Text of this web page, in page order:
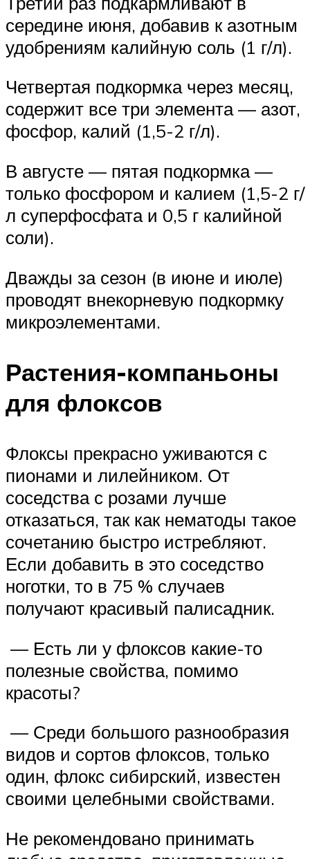
середине июня, добавив к азотным
удобрениям калийную соль (1 г/л).
Четвертая подкормка через месяц,
содержит все три элемента — азот,
фосфор, калий (1,5-2 г/л).
В августе — пятая подкормка —
только фосфором и калием (1,5-2 г/
л суперфосфата и 0,5 г калийной
соли).
Дважды за сезон (в июне и июле)
проводят внекорневую подкормку
микроэлементами.
Растения-компаньоны
для флоксов
Флоксы прекрасно уживаются с
пионами и лилейником. От
соседства с розами лучше
отказаться, так как нематоды такое
сочетанию быстро истребляют.
Если добавить в это соседство
ноготки, то в 75 % случаев
получают красивый палисадник.
— Есть ли у флоксов какие-то
полезные свойства, помимо
красоты?
— Среди большого разнообразия
видов и сортов флоксов, только
один, флокс сибирский, известен
своими целебными свойствами.
Не рекомендовано принимать